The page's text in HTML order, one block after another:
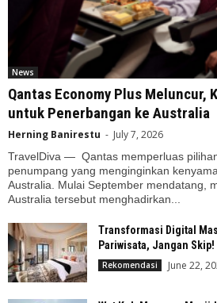
News
Qantas Economy Plus Meluncur,
untuk Penerbangan ke Australia
Herning Banirestu - July 7, 2026
TravelDiva — Qantas memperluas
penumpang yang menginginkan
Australia. Mulai September mendatang,
Australia tersebut menghadirkan...
Transformasi Digital
Pariwisata, Jangan Skip!
Rekomendasi June 22,